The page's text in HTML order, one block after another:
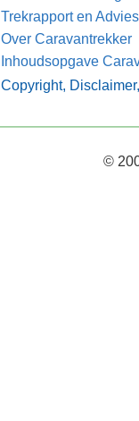
Trekrapport en Advies
Over Caravantrekker
Inhoudsopgave
Copyright,
©